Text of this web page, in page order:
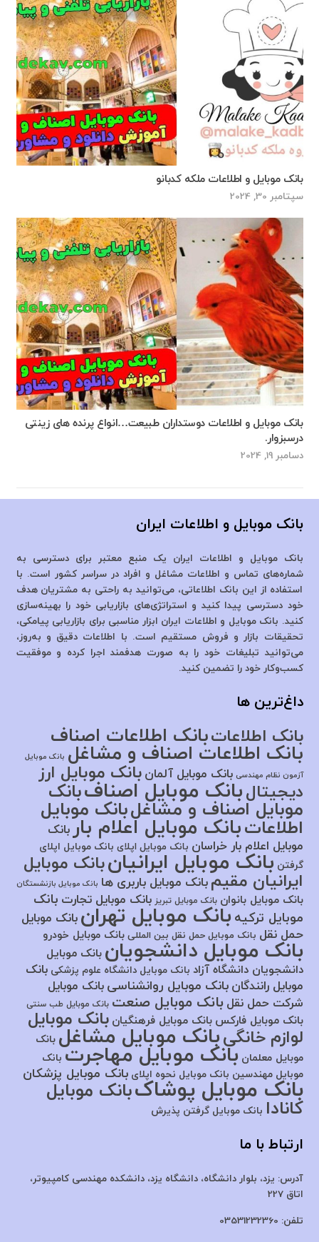
بانک موبایل و اطلاعات ملکه کدبانو
سپتامبر 30, 2024
بانک موبایل و اطلاعات دوستداران طبیعت…انواع پرنده های زینتی
درسبزوار.
دسامبر 19, 2024
بانک موبایل و اطلاعات ایران
بانک موبایل و اطلاعات ایران یک منبع معتبر برای دسترسی به
شماره‌های تماس و اطلاعات مشاغل و افراد در سراسر کشور است. با
استفاده از این بانک اطلاعاتی، می‌توانید به راحتی به مشتریان هدف
خود دسترسی پیدا کنید و استراتژی‌های بازاریابی خود را بهینه‌سازی
کنید. بانک موبایل و اطلاعات ایران ابزار مناسبی برای بازاریابی پیامکی،
تحقیقات بازار و فروش مستقیم است. با اطلاعات دقیق و به‌روز،
می‌توانید تبلیغات خود را به صورت هدفمند اجرا کرده و موفقیت
کسب‌وکار خود را تضمین کنید.
داغ‌ترین ها
بانک اطلاعاتبانک اطلاعات اصناف
بانک اطلاعات اصناف و مشاغل بانک موبایل
آزمون نظام مهندسی بانک موبایل آلمان بانک موبایل ارز
دیجیتالبانک موبایل اصنافبانک
موبایل اصناف و مشاغلبانک موبایل
اطلاعاتبانک موبایل اعلام باربانک
موبایل اعلام بار خراسان بانک موبایل اپلای بانک موبایل اپلای
گرفتن بانک موبایل ایرانیانبانک موبایل
ایرانیان مقیم بانک موبایل باربری ها بانک موبایل بازنشستگان
بانک موبایل بانوان بانک موبایل تبریز بانک موبایل تجارت بانک
موبایل ترکیه بانک موبایل تهران بانک موبایل
حمل نقل بانک موبایل حمل نقل بین المللی بانک موبایل خودرو
بانک موبایل دانشجویان بانک موبایل
دانشجویان دانشگاه آزاد بانک موبایل دانشگاه علوم پزشکی بانک
موبایل رانندگان بانک موبایل روانشناسی بانک موبایل
شرکت حمل نقل بانک موبایل صنعت بانک موبایل طب سنتی
بانک موبایل فارکس بانک موبایل فرهنگیان بانک موبایل
لوازم خانگیبانک موبایل مشاغلبانک
موبایل معلمان بانک موبایل مهاجرت بانک
موبایل مهندسین بانک موبایل نحوه اپلای بانک موبایل پزشکان
بانک موبایل پوشاکبانک موبایل
کانادا بانک موبایل گرفتن پذیرش
ارتباط با ما
آدرس: یزد، بلوار دانشگاه، دانشگاه یزد،دانشکده مهندسی کامپیوتر،
اتاق 227
تلفن: 03531232360